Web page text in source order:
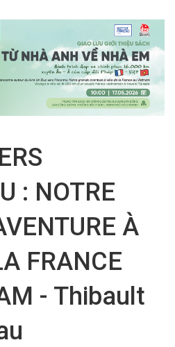
FR
FR
: NOTRE
À
FRANCE
- Thibault